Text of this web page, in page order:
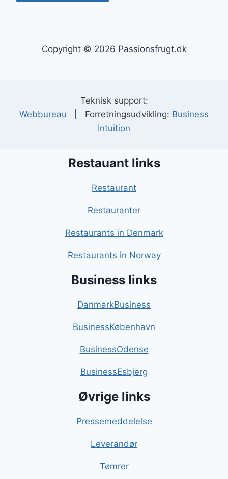
Copyright © 2026 Passionsfrugt.dk
Teknisk support:
Webbureau | Forretningsudvikling: Business
Intuition
Restauant links
Restaurant
Restauranter
Restaurants in Denmark
Restaurants in Norway
Business links
DanmarkBusiness
BusinessKøbenhavn
BusinessOdense
BusinessEsbjerg
Øvrige links
Pressemeddelelse
Leverandør
Tømrer